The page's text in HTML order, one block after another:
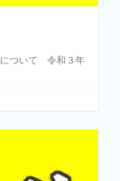
について 令和３年